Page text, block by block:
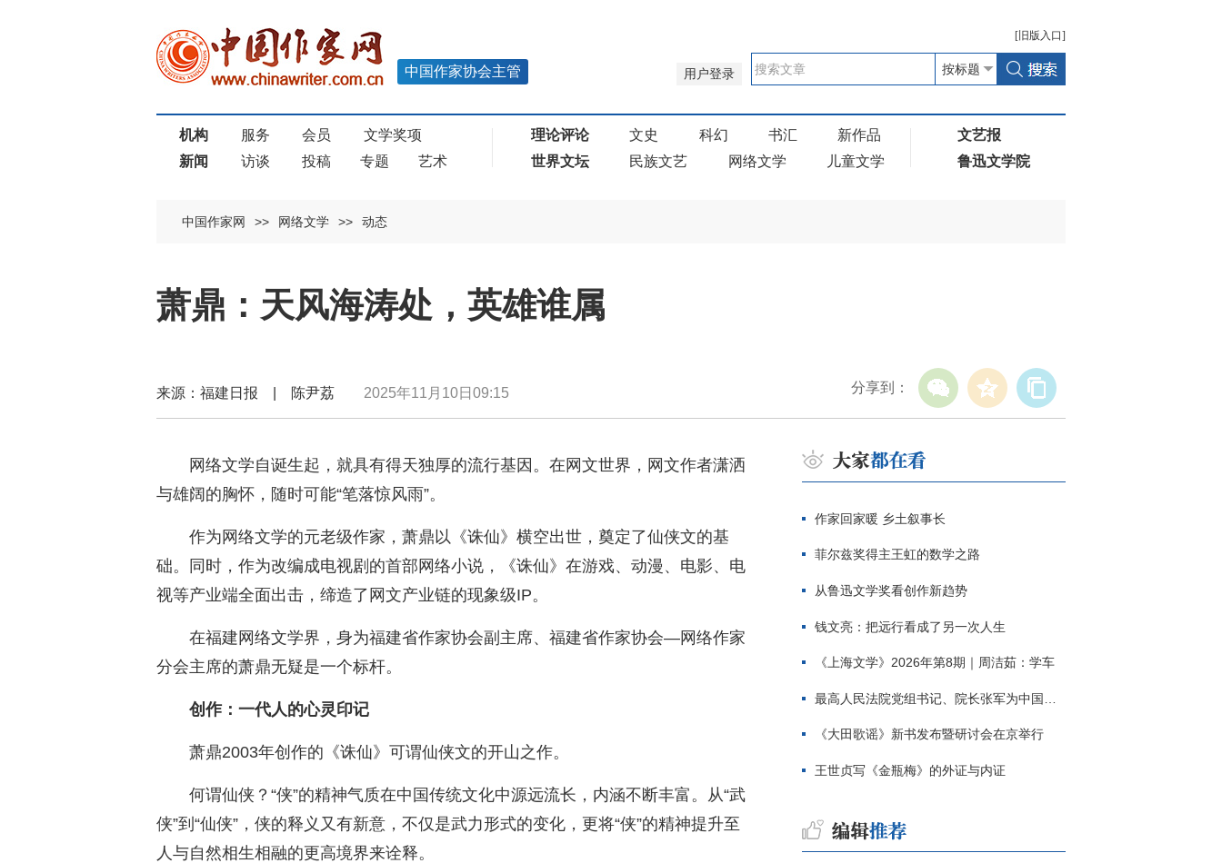
[ 旧版 入口]
用户登录
中国作家协会主管
机构 服务 会员
文学奖项
新闻
访谈 投稿 专题 艺术
理论评论 文史 科幻 书汇
新作品
世界文坛
民族文艺 网络文学 儿童文学
文艺报
鲁迅文学院
中国作家网 >> 网络文学 >> 动态
萧鼎：天风海涛处，英雄谁属
分享到：
来源：福建日报 | 陈尹荔 2025年11月10日09:15
网络文学自诞生起，就具有得天独厚的流行基因。在网文世界，网文作者潇洒
与雄阔的胸怀，随时可能“笔落惊风雨”。
作为网络文学的元老级作家，萧鼎以《诛仙》横空出世，奠定了仙侠文的基
础。同时，作为改编成电视剧的首部网络小说，《诛仙》在游戏、动漫、电影、电
视等产业端全面出击，缔造了网文产业链的现象级IP。
在福建网络文学界，身为福建省作家协会副主席、福建省作家协会—网络作家
分会主席的萧鼎无疑是一个标杆。
创作：一代人的心灵印记
萧鼎2003年创作的《诛仙》可谓仙侠文的开山之作。
何谓仙侠？“侠”的精神气质在中国传统文化中源远流长，内涵不断丰富。从“武
侠”到“仙侠”，侠的释义又有新意，不仅是武力形式的变化，更将“侠”的精神提升至
人与自然相生相融的更高境界来诠释。
作家回家暖 乡土叙事长
菲尔兹奖得主王虹的数学之路
从鲁迅文学奖看创作新趋势
钱文亮：把远行看成了另一次人生
《上海文学》2026年第8期｜周洁茹：学车
最高人民法院党组书记、院长张军为中国作协干部大讲堂授课
《大田歌谣》新书发布暨研讨会在京举行
王世贞写《金瓶梅》的外证与内证